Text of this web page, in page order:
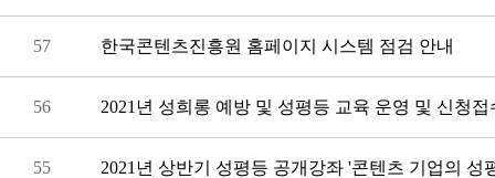
57 한국콘텐츠진흥원 홈페이지 시스템 점검 안내
56 2021년 성희롱 예방 및 성평등 교육 운영 및 신청
55 2021년 상반기 성평등 공개강좌 '콘텐츠 기업의